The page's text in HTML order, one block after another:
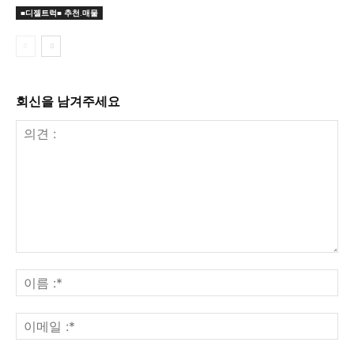
■디젤트럭■ 추천.매물
회신을 남겨주세요
견
:
름
:*
메